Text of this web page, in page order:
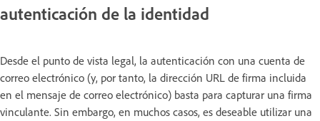
autenticación de la identidad
Desde el punto de vista legal, la autenticación con una cuenta de
correo electrónico (y, por tanto, la dirección URL de firma incluida
en el mensaje de correo electrónico) basta para capturar una firma
vinculante. Sin embargo, en muchos casos, es deseable utilizar una